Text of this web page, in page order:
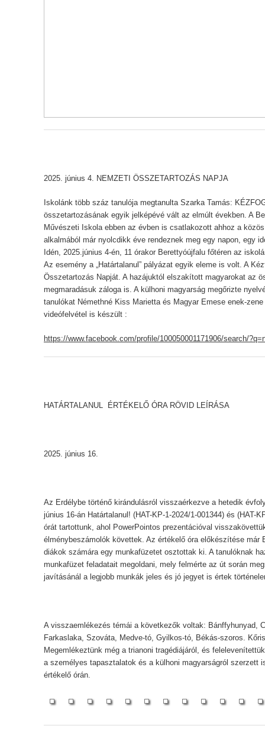
2025. június 4. NEMZETI ÖSSZETARTOZÁS NAPJA
Iskolánk több száz tanulója megtanulta Szarka Tamás:
összetartozásának egyik jelképévé vált az elmúlt években. A
Művészeti Iskola ebben az évben is csatlakozott ahhoz a
alkalmából már nyolcdikk éve rendeznek meg egy napon, egy
Idén, 2025.június 4-én, 11 órakor Berettyóújfalu főtéren az
Az esemény a „Határtalanul” pályázat egyik eleme is volt. A
Összetartozás Napját. A hazájuktól elszakított magyarokat az
megmaradásuk záloga is. A külhoni magyarság megőrizte
tanulókat Némethné Kiss Marietta és Magyar Emese enek-
videófelvétel is készült :
https://www.facebook.com/profile/100050001171906/search/
HATÁRTALANUL ÉRTÉKELŐ ÓRA RÖVID LEÍRÁSA
2025. június 16.
Az Erdélybe történő kirándulásról visszaérkezve a hetedik
június 16-án Határtalanul! (HAT-KP-1-2024/1-001344) és (HAT-
órát tartottunk, ahol PowerPointos prezentációval
élménybeszámolók követtek. Az értékelő óra előkészítése
diákok számára egy munkafüzetet osztottak ki. A tanulóknak
munkafüzet feladatait megoldani, mely felmérte az út során
javításánál a legjobb munkák jeles és jó jegyet is értek
A visszaemlékezés témái a következők voltak: Bánffyhunyad,
Farkaslaka, Szováta, Medve-tó, Gyilkos-tó, Békás-szoros.
Megemlékeztünk még a trianoni tragédiájáról, és
a személyes tapasztalatok és a külhoni magyarságról szerzett
értékelő órán.